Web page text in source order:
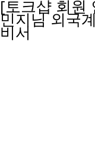
[토크샵 회원
민지님 외국
비서